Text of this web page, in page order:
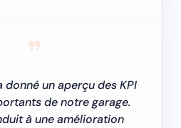
❞
donné un aperçu des KPI
de notre garage.
à une amélioration